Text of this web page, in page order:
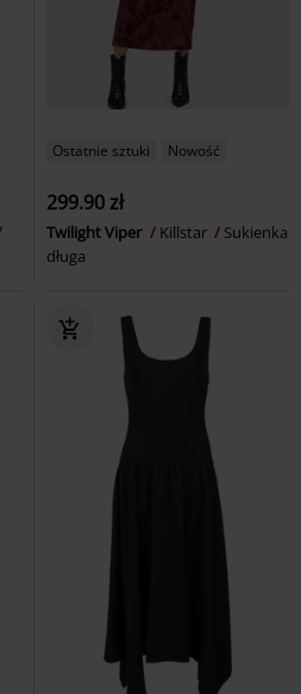
Ostatnie sztuki Nowość
299.90 zł
Twilight Viper Killstar
Sukienka
długa